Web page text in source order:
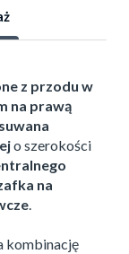
z przodu w
na prawą
o szerokości
na
.
kombinację